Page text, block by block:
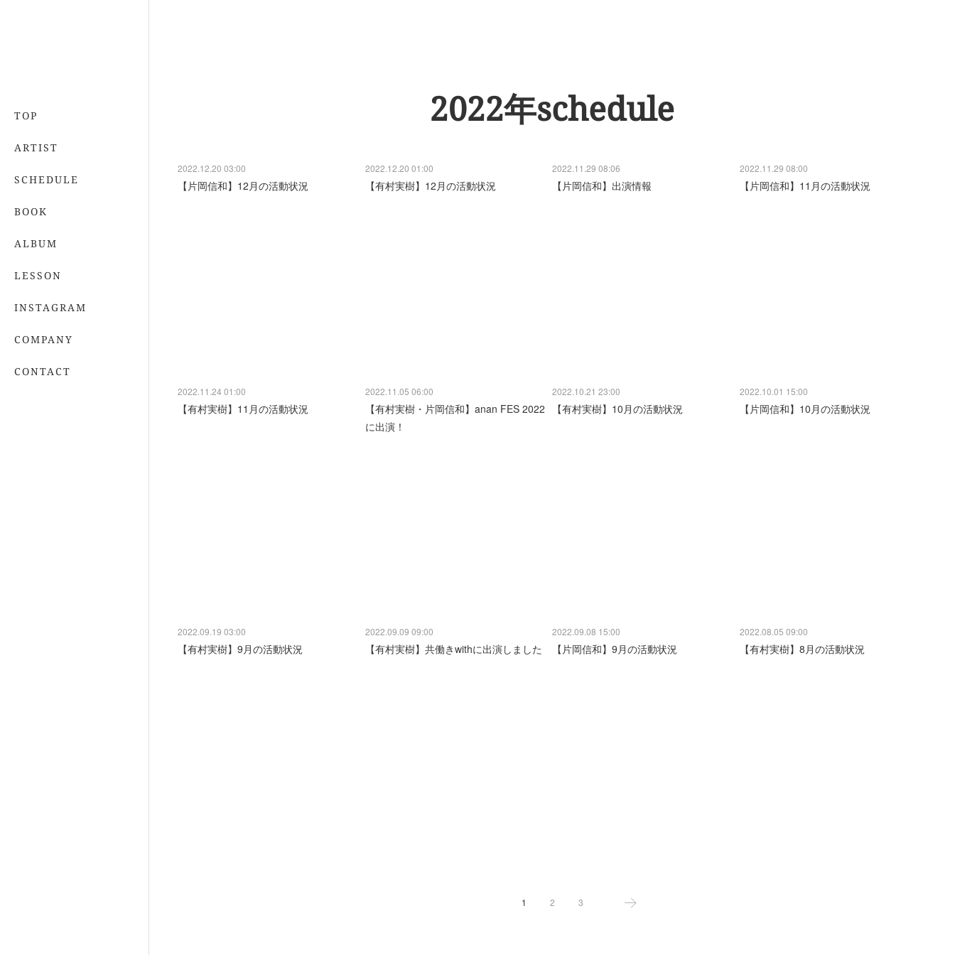
TOP
ARTIST
SCHEDULE
BOOK
ALBUM
LESSON
INSTAGRAM
COMPANY
CONTACT
2022年schedule
2022.12.20 03:00
【片岡信和】12月の活動状況
2022.12.20 01:00
【有村実樹】12月の活動状況
2022.11.29 08:06
【片岡信和】出演情報
2022.11.29 08:00
【片岡信和】11月の活動状況
2022.11.24 01:00
【有村実樹】11月の活動状況
2022.11.05 06:00
【有村実樹・片岡信和】anan FES 2022
に出演！
2022.10.21 23:00
【有村実樹】10月の活動状況
2022.10.01 15:00
【片岡信和】10月の活動状況
2022.09.19 03:00
【有村実樹】9月の活動状況
2022.09.09 09:00
【有村実樹】共働きwithに出演しました
2022.09.08 15:00
【片岡信和】9月の活動状況
2022.08.05 09:00
【有村実樹】8月の活動状況
1 2 3